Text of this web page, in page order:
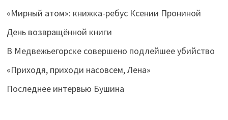
«Мирный атом»: книжка-ребус Ксении Прониной
День возвращённой книги
В Медвежьегорске совершено подлейшее убийство
«Приходя, приходи насовсем, Лена»
Последнее интервью Бушина